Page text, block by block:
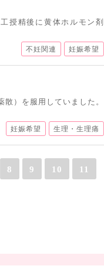
授精後に黄体ホルモン剤
不妊関連 妊娠希望
）を服用していました。
妊娠希望 生理・生理痛
8 9 10 11